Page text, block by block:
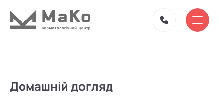
Домашній догляд